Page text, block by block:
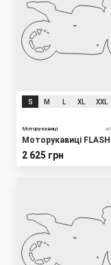
S M XL XXL
Моторукавиці
Моторукавиці
2 625 грн